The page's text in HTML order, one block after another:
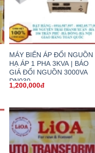
MÁY BIẾN ÁP ĐỔI NGUỒN
HẠ ÁP 1 PHA 3KVA | BÁO
GIÁ ĐỔI NGUỒN 3000VA
DN030
1,200,000đ